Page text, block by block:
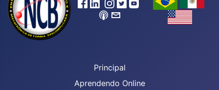
Principal
Aprendendo Online